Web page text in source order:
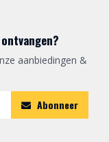
aanbiedingen &
Abonneer